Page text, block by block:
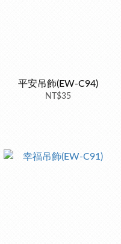
平安吊飾(EW-C94)
NT$35